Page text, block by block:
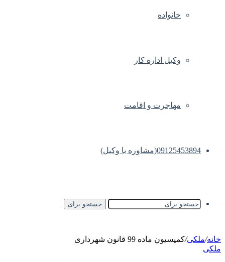
خانواده
وکیل اداره کار
مهاجرت و اقامت
09125453894(مشاوره با وکیل)
جستجو برای
خانه/ملکی/کمیسیون ماده 99 قانون شهرداری
ملکی